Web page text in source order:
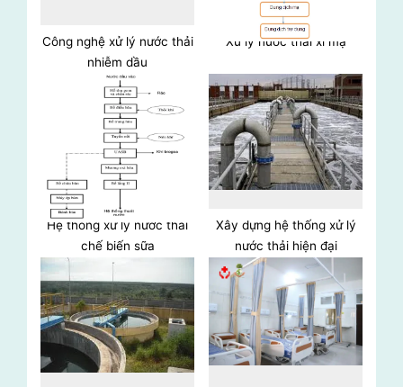
t
Công nghệ xử lý nước thải
nhiễm dầu
Xử lý nước thải xi mạ
Hệ thống xử lý nước thải
chế biến sữa
Xây dựng hệ thống xử lý
nước thải hiện đại